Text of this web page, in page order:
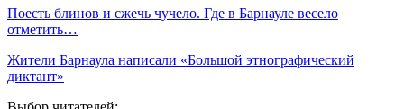
Поесть блинов и сжечь чучело. Где в Барнауле весело
отметить…
Жители Барнаула написали «Большой этнографический
диктант»